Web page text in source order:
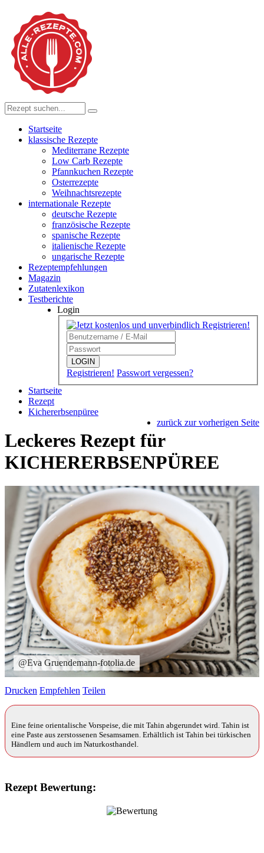
Startseite
klassische Rezepte
Mediterrane Rezepte
Low Carb Rezepte
Pfannkuchen Rezepte
Osterrezepte
Weihnachtsrezepte
internationale Rezepte
deutsche Rezepte
französische Rezepte
spanische Rezepte
italienische Rezepte
ungarische Rezepte
Rezeptempfehlungen
Magazin
Zutatenlexikon
Testberichte
Login
LOGIN
Registrieren! Passwort vergessen?
Startseite
Rezept
Kichererbsenpüree
zurück zur vorherigen Seite
Leckeres Rezept für
KICHERERBSENPÜREE
@Eva Gruendemann-fotolia.de
Drucken Empfehlen Teilen
Eine feine orientalische Vorspeise, die mit Tahin abgerundet wird. Tahin ist
eine Paste aus zerstossenen Sesamsamen. Erhältlich ist Tahin bei türkischen
Händlern und auch im Naturkosthandel.
Rezept Bewertung: